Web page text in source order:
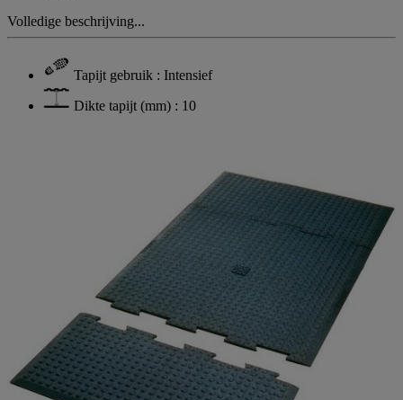
Volledige beschrijving...
Tapijt gebruik : Intensief
Dikte tapijt (mm) : 10